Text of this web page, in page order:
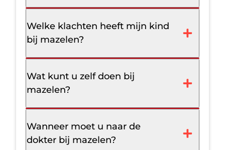
Welke klachten heeft mijn kind
bij mazelen?
Wat kunt u zelf doen bij
mazelen?
Wanneer moet u naar de
dokter bij mazelen?